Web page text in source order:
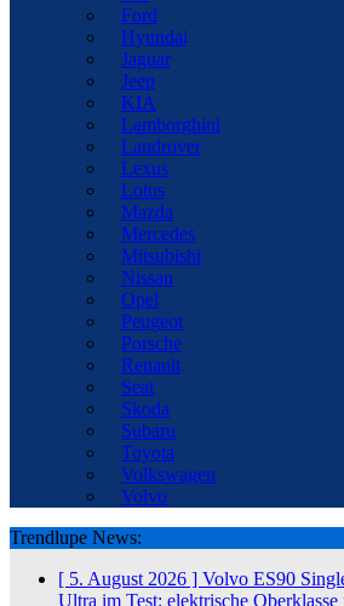
Ford
Hyundai
Jaguar
Jeep
KIA
Lamborghini
Landrover
Lexus
Lotus
Mazda
Mercedes
Mitsubishi
Nissan
Opel
Peugeot
Porsche
Renault
Seat
Skoda
Subaru
Toyota
Volkswagen
Volvo
Trendlupe News:
[ 5. August 2026 ] Volvo ES90
Ultra im Test: elektrische